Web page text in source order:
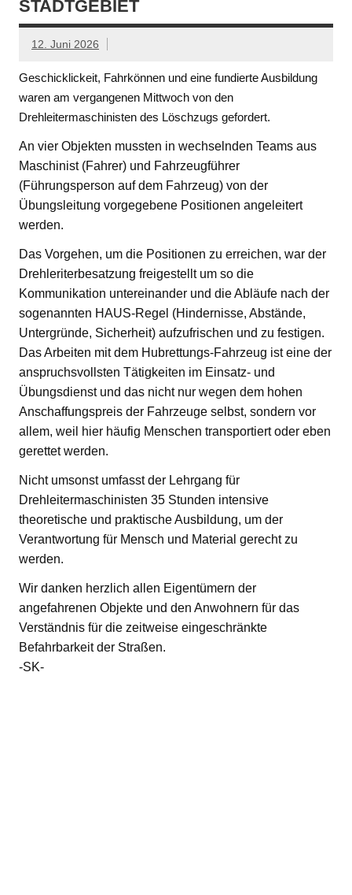
STADTGEBIET
12. Juni 2026
Geschicklickeit, Fahrkönnen und eine fundierte Ausbildung
waren am vergangenen Mittwoch von den
Drehleitermaschinisten des Löschzugs gefordert.
An vier Objekten mussten in wechselnden Teams aus
Maschinist (Fahrer) und Fahrzeugführer
(Führungsperson auf dem Fahrzeug) von der
Übungsleitung vorgegebene Positionen angeleitert
werden.
Das Vorgehen, um die Positionen zu erreichen, war der
Drehleriterbesatzung freigestellt um so die
Kommunikation untereinander und die Abläufe nach der
sogenannten HAUS-Regel (Hindernisse, Abstände,
Untergründe, Sicherheit) aufzufrischen und zu festigen.
Das Arbeiten mit dem Hubrettungs-Fahrzeug ist eine der
anspruchsvollsten Tätigkeiten im Einsatz- und
Übungsdienst und das nicht nur wegen dem hohen
Anschaffungspreis der Fahrzeuge selbst, sondern vor
allem, weil hier häufig Menschen transportiert oder eben
gerettet werden.
Nicht umsonst umfasst der Lehrgang für
Drehleitermaschinisten 35 Stunden intensive
theoretische und praktische Ausbildung, um der
Verantwortung für Mensch und Material gerecht zu
werden.
Wir danken herzlich allen Eigentümern der
angefahrenen Objekte und den Anwohnern für das
Verständnis für die zeitweise eingeschränkte
Befahrbarkeit der Straßen.
-SK-